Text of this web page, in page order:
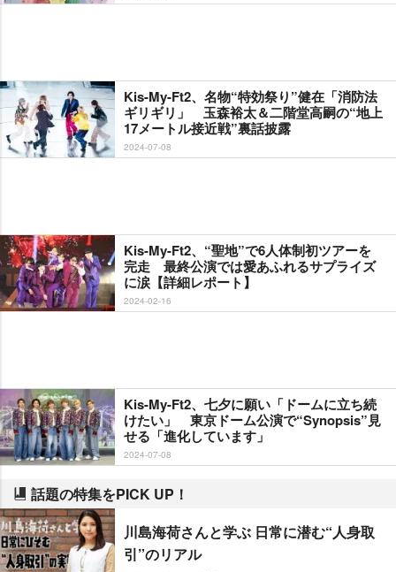
Kis-My-Ft2、名物“特効祭り”健在「消防法
ギリギリ」 玉森裕太＆二階堂高嗣の“地上
17メートル接近戦”裏話披露
2024-07-08
Kis-My-Ft2、“聖地”で6人体制初ツアーを
完走 最終公演では愛あふれるサプライズ
に涙【詳細レポート】
2024-02-16
Kis-My-Ft2、七夕に願い「ドームに立ち続
けたい」 東京ドーム公演で“Synopsis”見
せる「進化しています」
2024-07-08
話題の特集をPICK UP！
川島海荷さんと学ぶ 日常に潜む“人身取
引”のリアル